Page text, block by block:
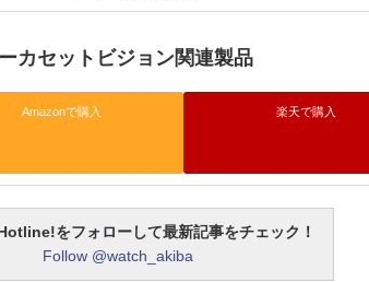
カセットビジョン関連製品
Amazonで購入 楽天で購入
をフォローして最新記事をチェック！
Follow @watch_akiba